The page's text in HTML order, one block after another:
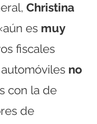
Christina
es muy
fiscales
no
con la de
de